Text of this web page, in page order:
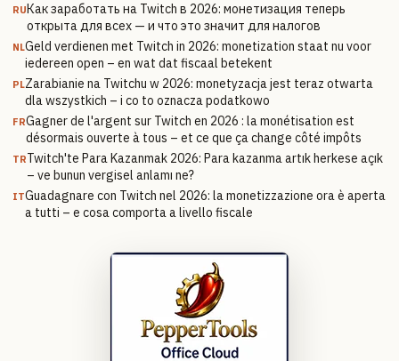
RUКак заработать на Twitch в 2026: монетизация теперь
открыта для всех — и что это значит для налогов
NLGeld verdienen met Twitch in 2026: monetization staat nu voor
iedereen open – en wat dat fiscaal betekent
PLZarabianie na Twitchu w 2026: monetyzacja jest teraz otwarta
dla wszystkich – i co to oznacza podatkowo
FRGagner de l'argent sur Twitch en 2026 : la monétisation est
désormais ouverte à tous – et ce que ça change côté impôts
TRTwitch'te Para Kazanmak 2026: Para kazanma artık herkese açık
– ve bunun vergisel anlamı ne?
ITGuadagnare con Twitch nel 2026: la monetizzazione ora è aperta
a tutti – e cosa comporta a livello fiscale